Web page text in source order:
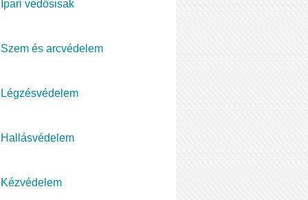
Ipari védősisak
Szem és arcvédelem
Légzésvédelem
Hallásvédelem
Kézvédelem